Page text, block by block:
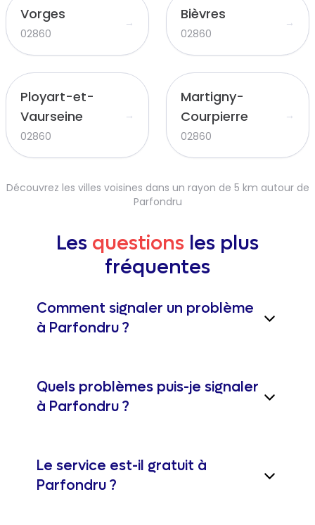
Vorges
02860
→ Bièvres
02860
→
Ployart-et-
Vaurseine
02860
→
Martigny-
Courpierre
02860
→
Découvrez les villes voisines dans un rayon de 5 km autour de
Parfondru
Les questions les plus
fréquentes
Comment signaler un problème
à Parfondru ?
Quels problèmes puis-je signaler
à Parfondru ?
Le service est-il gratuit à
Parfondru ?